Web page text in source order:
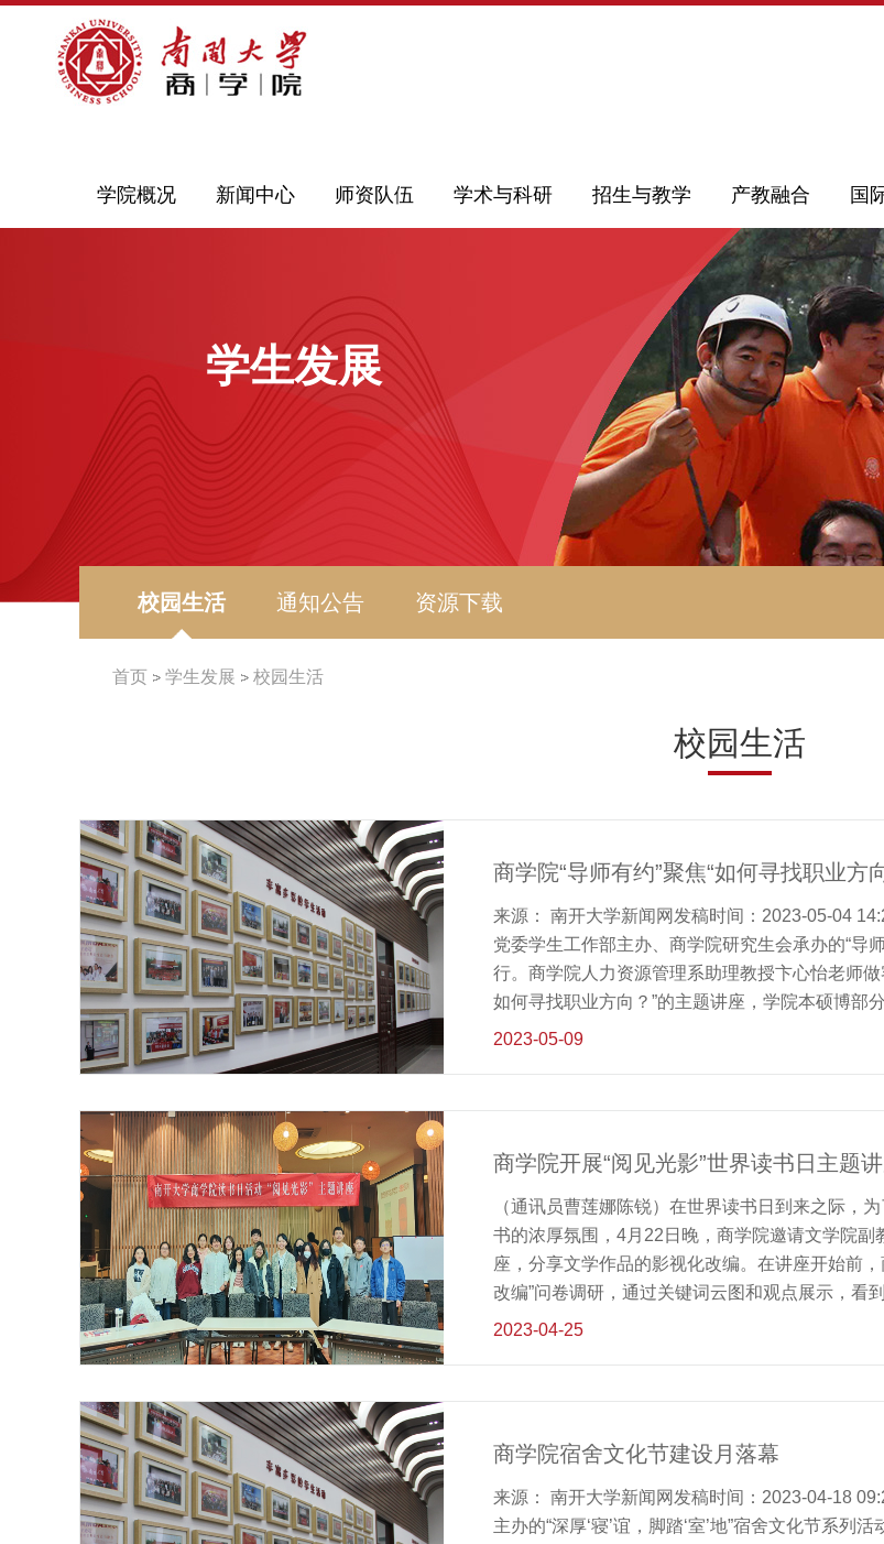
学院概况 新闻中心 师资队伍 学术与科研 招生与教学 产教融合 国
学生发展
校园生活 通知公告 资源下载
首页 学生发展 校园生活
校园生活
商学院“导师有约”聚焦“如何寻找职业方
来源： 南开大学新闻网发稿时间：2023-05-04
党委学生工作部主办、商学院研究生会承办的“
行。商学院人力资源管理系助理教授卞心怡老师
如何寻找职业方向？”的主题讲座，学院本硕博
业”与“行业”三个词的概念入手，引导同学们正确
合自身从中文系到管理系的跨越经历，强调了
考自我思维范式，倡导大家将工作视为手段而非
义。
2023-05-09
商学院开展“阅见光影”世界读书日主题
（通讯员曹莲娜陈锐）在世界读书日到来之际，
书的浓厚氛围，4月22日晚，商学院邀请文学院副
座，分享文学作品的影视化改编。在讲座开始前
改编”问卷调研，通过关键词云图和观点展示，看
娇从影视改编讲起，依次阐述了一般改编与知名
讲座后，同学们分享了自己在阅读中的心得体会
包括开展读书演讲、经典诵读、读书征文、主题
读书学习当成一种生活态度、一种工作责
2023-04-25
商学院宿舍文化节建设月落幕
来源： 南开大学新闻网发稿时间：2023-04-18
主办的“深厚‘寝’谊，脚踏‘室’地”宿舍文化节系